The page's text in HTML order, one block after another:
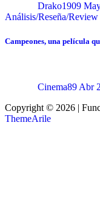
Drako1909
Análisis/Reseña/Review
Campeones, una película
Cinema89 Abr
Copyright © 2026 |
ThemeArile